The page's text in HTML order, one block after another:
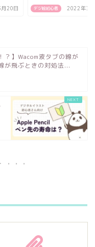
20日 デジ絵初心者 2022年3
？】Wacom液タブの線が
が飛ぶときの対処法...